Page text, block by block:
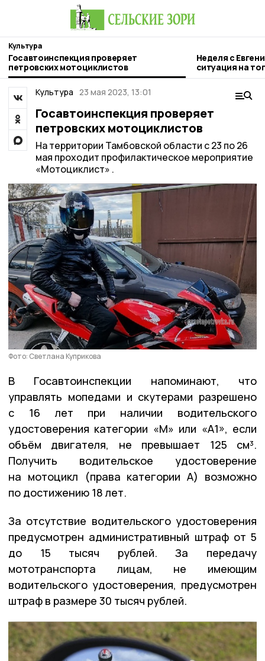
Культура
Госавтоинспекция проверяет
петровских мотоциклистов
Неделя с
ситуация на
городе и
Культура 23 мая 2023, 13:01
Госавтоинспекция проверяет
петровских мотоциклистов
На территории Тамбовской области с 23 по 26
мая проходит профилактическое мероприятие
«Мотоциклист» .
Фото: Светлана Куприкова
В Госавтоинспекции напоминают, что
управлять мопедами и скутерами разрешено
с 16 лет при наличии водительского
удостоверения категории «М» или «А1», если
объём двигателя, не превышает 125 см³.
Получить водительское удостоверение
на мотоцикл (права категории А) возможно
по достижению 18 лет.
За отсутствие водительского удостоверения
предусмотрен административный штраф от 5
до 15 тысяч рублей. За передачу
мототранспорта лицам, не имеющим
водительского удостоверения, предусмотрен
штраф в размере 30 тысяч рублей.